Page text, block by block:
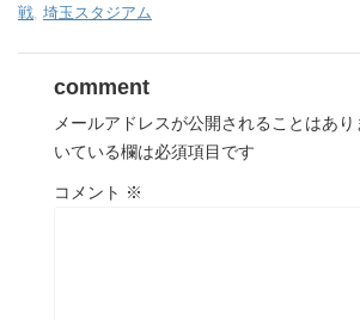
戦 埼玉スタジアム
comment
メールアドレスが公開されることはあり
いている欄は必須項目です
コメント ※